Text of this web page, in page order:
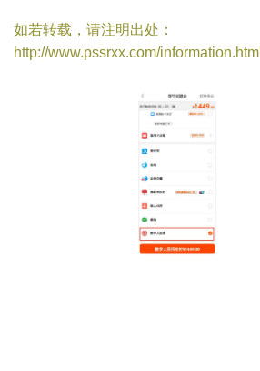
如若转载，请注明出处：
http://www.pssrxx.com/information.html